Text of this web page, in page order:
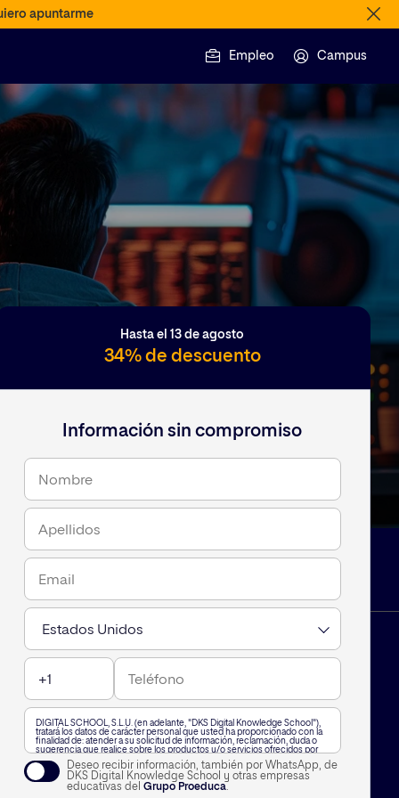
apuntarme
Empleo Campus
Hasta el 13 de agosto
34% de descuento
Información sin compromiso
DIGITAL SCHOOL, S.L.U. (en adelante, "DKS Digital Knowledge School"),
tratará los datos de carácter personal que usted ha proporcionado con la
finalidad de: atender a su solicitud de información, reclamación, duda o
sugerencia que realice sobre los productos y/o servicios ofrecidos por
DKS Digital Knowledge School, incluido por vía telefónica, o a través de
WhatsApp,, así como para mantenerle informado de nuestra actividad.
A su vez, le informamos que vamos a realizar un perfilado de sus datos de
carácter personal para poderle enviar información personalizada en
Deseo recibir información, también por WhatsApp, de
DKS Digital Knowledge School y otras empresas
educativas del Grupo Proeduca.